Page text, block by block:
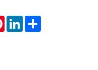
PinterestLinkedInShare